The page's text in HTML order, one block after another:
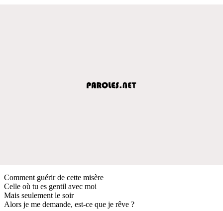
Comment guérir de cette misère
Celle où tu es gentil avec moi
Mais seulement le soir
Alors je me demande, est-ce que je rêve ?